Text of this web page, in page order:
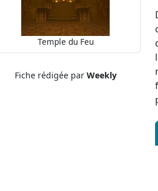
Temple du Feu
Fiche rédigée par Weekly